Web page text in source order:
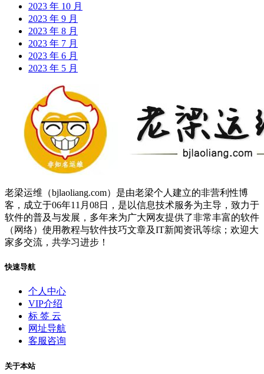
2023 年 10 月
2023 年 9 月
2023 年 8 月
2023 年 7 月
2023 年 6 月
2023 年 5 月
老梁运维（bjlaoliang.com）是由老梁个人建立的非营利性博
客，成立于06年11月08日，是以信息技术服务为主导，致力于
软件的普及与发展，多年来为广大网友提供了非常丰富的软件
（网络）使用教程与软件技巧文章及IT新闻资讯等综；欢迎大
家多交流，共学习进步！
快速导航
个人中心
VIP介绍
标 签 云
网址导航
客服咨询
关于本站